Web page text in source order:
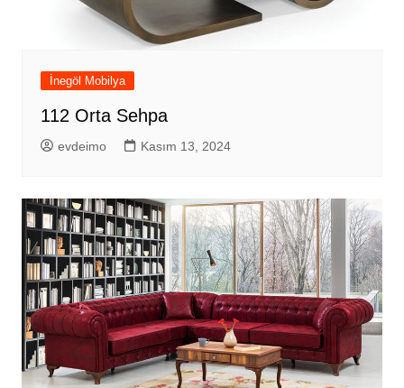
İnegöl Mobilya
112 Orta Sehpa
evdeimo Kasım 13, 2024